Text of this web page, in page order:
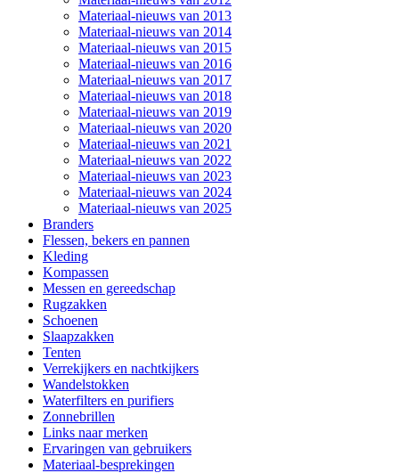
Materiaal-nieuws van 2013
Materiaal-nieuws van 2014
Materiaal-nieuws van 2015
Materiaal-nieuws van 2016
Materiaal-nieuws van 2017
Materiaal-nieuws van 2018
Materiaal-nieuws van 2019
Materiaal-nieuws van 2020
Materiaal-nieuws van 2021
Materiaal-nieuws van 2022
Materiaal-nieuws van 2023
Materiaal-nieuws van 2024
Materiaal-nieuws van 2025
Branders
Flessen, bekers en pannen
Kleding
Kompassen
Messen en gereedschap
Rugzakken
Schoenen
Slaapzakken
Tenten
Verrekijkers en nachtkijkers
Wandelstokken
Waterfilters en purifiers
Zonnebrillen
Links naar merken
Ervaringen van gebruikers
Materiaal-besprekingen